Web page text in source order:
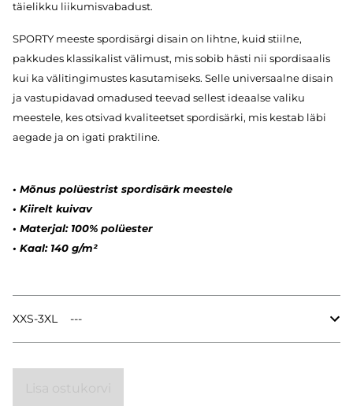
täielikku liikumisvabadust.
SPORTY meeste spordisärgi disain on lihtne, kuid stiilne,
pakkudes klassikalist välimust, mis sobib hästi nii spordisaalis
kui ka välitingimustes kasutamiseks. Selle universaalne disain
ja vastupidavad omadused teevad sellest ideaalse valiku
meestele, kes otsivad kvaliteetset spordisärki, mis kestab läbi
aegade ja on igati praktiline.
• Mõnus polüestrist spordisärk meestele
• Kiirelt kuivav
• Materjal: 100% polüester
• Kaal: 140 g/m²
XXS-3XL